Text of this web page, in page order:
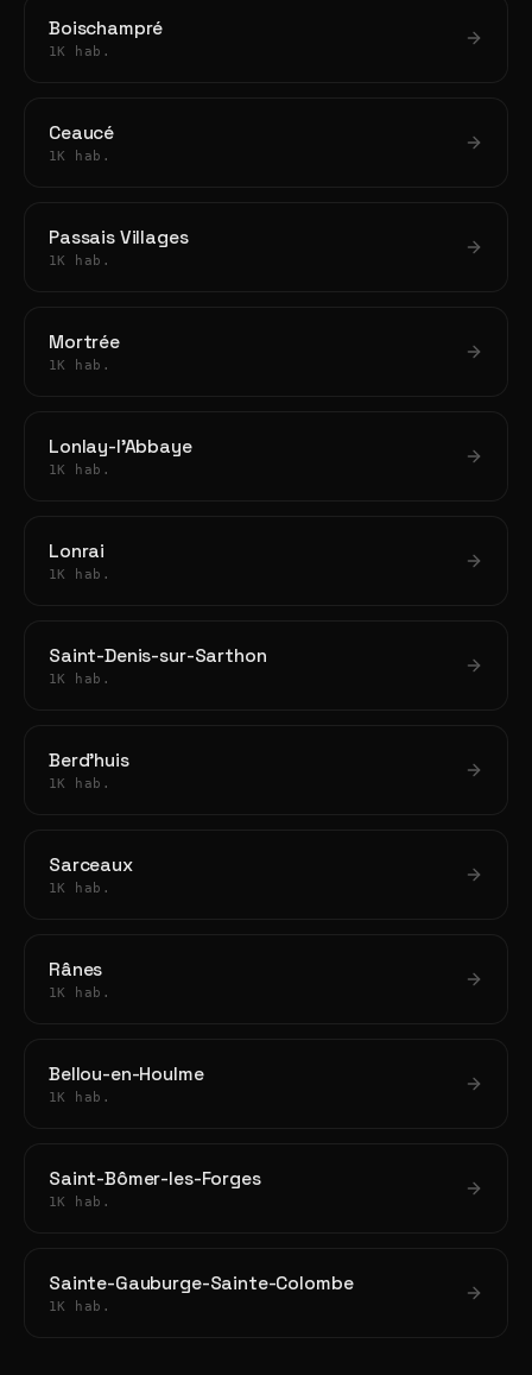
Boischampré
1K hab.
Ceaucé
1K hab.
Passais Villages
1K hab.
Mortrée
1K hab.
Lonlay-l'Abbaye
1K hab.
Lonrai
1K hab.
Saint-Denis-sur-Sarthon
1K hab.
Berd'huis
1K hab.
Sarceaux
1K hab.
Rânes
1K hab.
Bellou-en-Houlme
1K hab.
Saint-Bômer-les-Forges
1K hab.
Sainte-Gauburge-Sainte-Colombe
1K hab.